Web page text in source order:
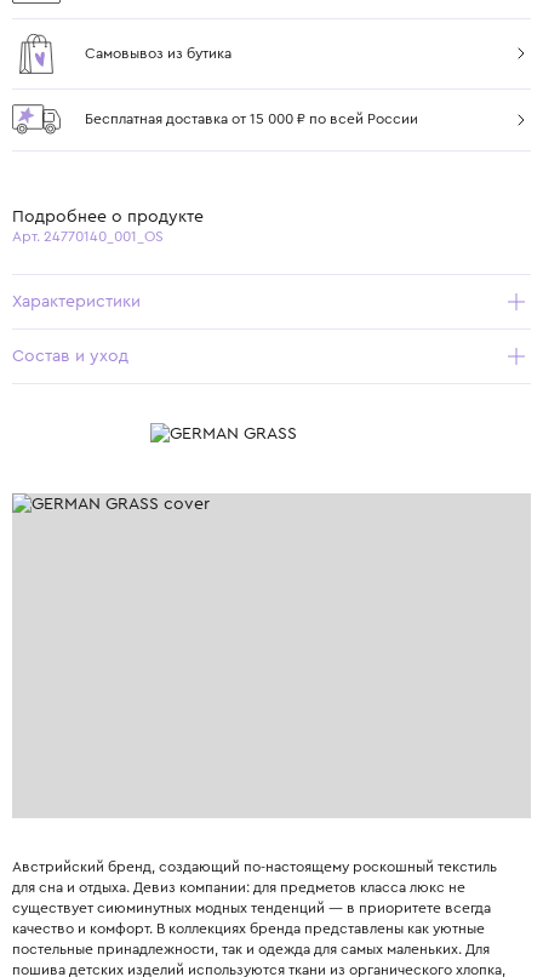
Самовывоз из бутика
Бесплатная доставка от 15 000 ₽ по всей России
Подробнее о продукте
Арт. 24770140_001_OS
Характеристики
Состав и уход
Австрийский бренд, создающий по-настоящему роскошный текстиль
для сна и отдыха. Девиз компании: для предметов класса люкс не
существует сиюминутных модных тенденций — в приоритете всегда
качество и комфорт. В коллекциях бренда представлены как уютные
постельные принадлежности, так и одежда для самых маленьких. Для
пошива детских изделий используются ткани из органического хлопка,